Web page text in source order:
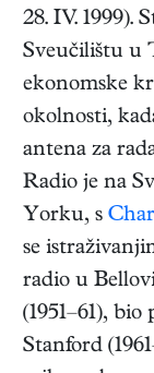
28. IV. 1999).
Sveučilištu u
ekonomske
okolnosti,
antena za
Radio je na
Yorku, s
se
radio u
(1951–61),
Stanford